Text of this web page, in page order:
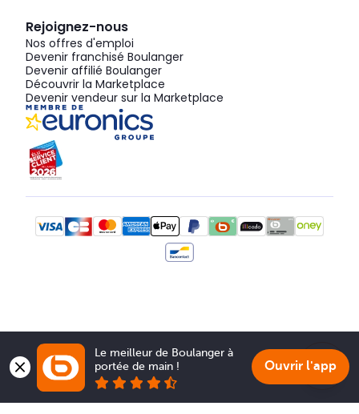
Rejoignez-nous
Nos offres d'emploi
Devenir franchisé Boulanger
Devenir affilié Boulanger
Découvrir la Marketplace
Devenir vendeur sur la Marketplace
Le meilleur de Boulanger à
portée de main !
Ouvrir l'app